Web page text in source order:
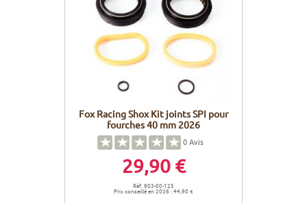
Fox Racing Shox Kit joints SPI pour
fourches 40 mm 2026
0Avis
29,90 €
Réf. 803-00-125
Prix conseillé en 2026 : 44,90 €